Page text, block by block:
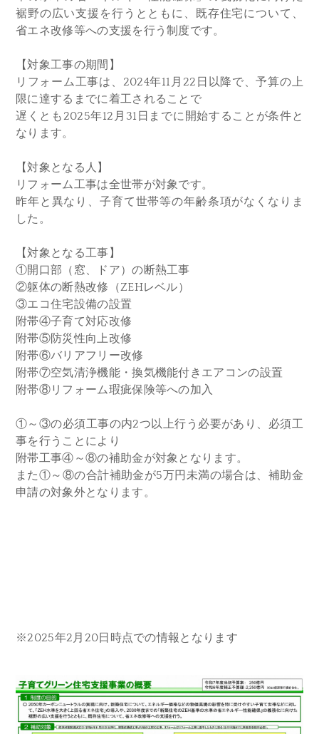
裾野の広い支援を行うとともに、既存住宅について、
省エネ改修等への支援を行う制度です。
【対象工事の期間】
リフォーム工事は、2024年11月22日以降で、予算の上
限に達するまでに着工されることで
遅くとも2025年12月31日までに開始することが条件と
なります。
【対象となる人】
リフォーム工事は全世帯が対象です。
昨年と異なり、子育て世帯等の年齢条項がなくなりま
した。
【対象となる工事】
①開口部（窓、ドア）の断熱工事
②躯体の断熱改修（ZEHレベル）
③エコ住宅設備の設置
附帯④子育て対応改修
附帯⑤防災性向上改修
附帯⑥バリアフリー改修
附帯⑦空気清浄機能・換気機能付きエアコンの設置
附帯⑧リフォーム瑕疵保険等への加入
①～③の必須工事の内2つ以上行う必要があり、必須工
事を行うことにより
附帯工事④～⑧の補助金が対象となります。
また①～⑧の合計補助金が5万円未満の場合は、補助金
申請の対象外となります。
※2025年2月20日時点での情報となります